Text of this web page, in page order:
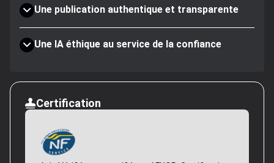
Une publication authentique et transparente
Une IA éthique au service de la confiance
Certification